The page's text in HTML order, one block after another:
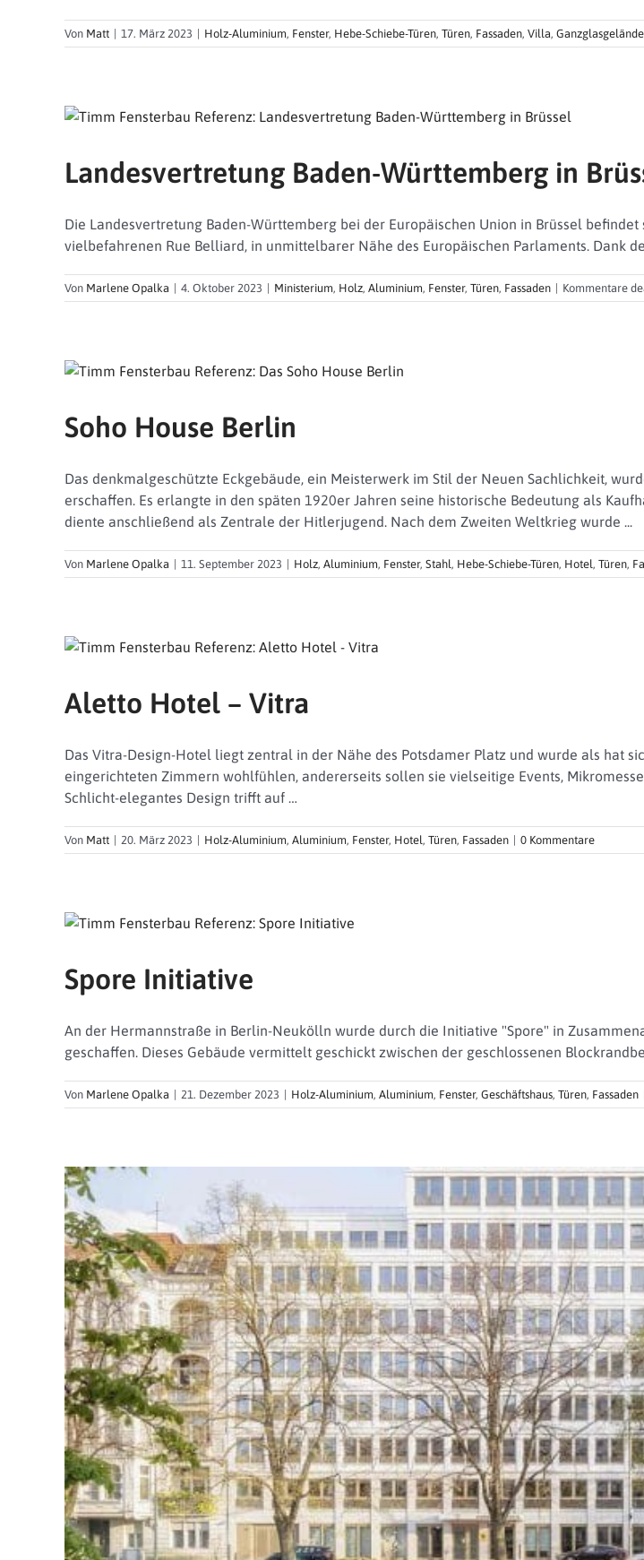
Von Matt 17. März 2023 Holz-Aluminium, Fenster, Hebe-Schiebe-Türen, Türen, Fassaden, Villa,
Landesvertretung Baden-Württemberg in
Die Landesvertretung Baden-Württemberg bei der Europäischen Union in Brüssel
vielbefahrenen Rue Belliard, in unmittelbarer Nähe des Europäischen Parlaments. Dank
Von Marlene Opalka 4. Oktober 2023 Ministerium, Holz, Aluminium, Fenster, Türen, Fassaden Kommentare
Soho House Berlin
Das denkmalgeschützte Eckgebäude, ein Meisterwerk im Stil der Neuen Sachlichkeit,
erschaffen. Es erlangte in den späten 1920er Jahren seine historische Bedeutung als
diente anschließend als Zentrale der Hitlerjugend. Nach dem Zweiten Weltkrieg wurde ...
Von Marlene Opalka 11. September 2023 Holz, Aluminium, Fenster, Stahl , Hebe-Schiebe-Türen, Hotel , Türen,
Aletto Hotel – Vitra
Das Vitra-Design-Hotel liegt zentral in der Nähe des Potsdamer Platz und wurde als hat
eingerichteten Zimmern wohlfühlen, andererseits sollen sie vielseitige Events,
Schlicht-elegantes Design trifft auf …
Von Matt 20. März 2023 Holz-Aluminium, Aluminium, Fenster, Hotel , Türen, Fassaden 0 Kommentare
Spore Initiative
An der Hermannstraße in Berlin-Neukölln wurde durch die Initiative "Spore" in
geschaffen. Dieses Gebäude vermittelt geschickt zwischen der geschlossenen
Von Marlene Opalka 21. Dezember 2023 Holz-Aluminium, Aluminium, Fenster, Geschäftshaus, Türen, Fassaden